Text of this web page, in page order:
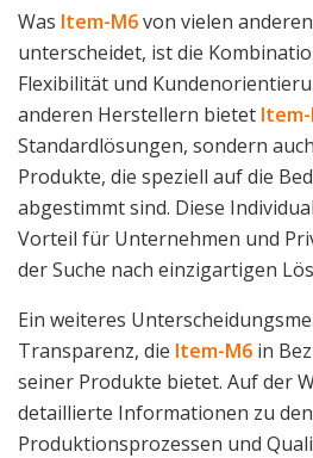
Was Item-M6von vielen
unterscheidet, ist die
Flexibilität und
anderen Herstellern bietet
Standardlösungen, sondern
Produkte, die speziell auf die
abgestimmt sind. Diese
Vorteil für Unternehmen und
der Suche nach einzigartigen
Ein weiteres
Transparenz, die Item-M6 in
seiner Produkte bietet. Auf der
detaillierte Informationen zu
Produktionsprozessen und